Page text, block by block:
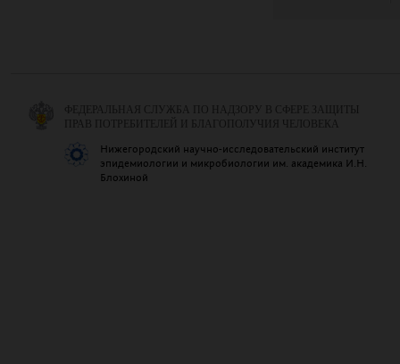
ФЕДЕРАЛЬНАЯ СЛУЖБА ПО НАДЗОРУ В СФЕРЕ ЗАЩИТЫ
ПРАВ ПОТРЕБИТЕЛЕЙ И БЛАГОПОЛУЧИЯ ЧЕЛОВЕКА
Нижегородский научно-исследовательский институт
эпидемиологии и микробиологии им. академика И.Н.
Блохиной